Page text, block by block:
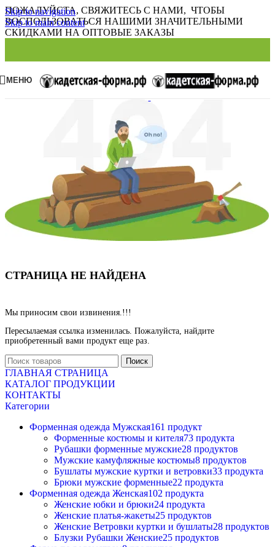
Skip to navigation
Skip to main content
ПОЖАЛУЙСТА, СВЯЖИТЕСЬ С НАМИ, ЧТОБЫ
ВОСПОЛЬЗОВАТЬСЯ НАШИМИ ЗНАЧИТЕЛЬНЫМИ
СКИДКАМИ НА ОПТОВЫЕ ЗАКАЗЫ
МЕНЮ
СТРАНИЦА НЕ НАЙДЕНА
Мы приносим свои извинения.!!!
Пересылаемая ссылка изменилась. Пожалуйста, найдите
приобретенный вами продукт еще раз.
Поиск
ГЛАВНАЯ СТРАНИЦА
КАТАЛОГ ПРОДУКЦИИ
КОНТАКТЫ
Категории
Форменная одежда Мужская161 продукт
Форменные костюмы и кителя73 продукта
Рубашки форменные мужские28 продуктов
Мужские камуфляжные костюмы8 продуктов
Бушлаты мужские куртки и ветровки33 продукта
Брюки мужские форменные22 продукта
Форменная одежда Женская102 продукта
Женские юбки и брюки24 продукта
Женские платья-жакеты25 продуктов
Женские Ветровки куртки и бушлаты28 продуктов
Блузки Рубашки Женские25 продуктов